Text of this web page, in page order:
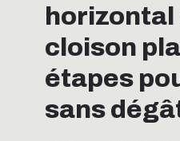
JARDINAGE
MAISON & DÉCO
horizontal
cloison
étapes
sans